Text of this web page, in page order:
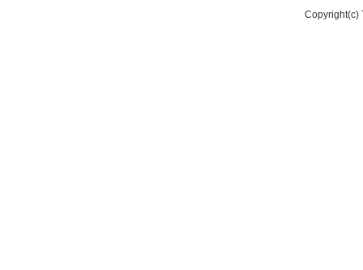
Copyright(c)